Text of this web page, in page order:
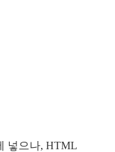
넣으나, HTML